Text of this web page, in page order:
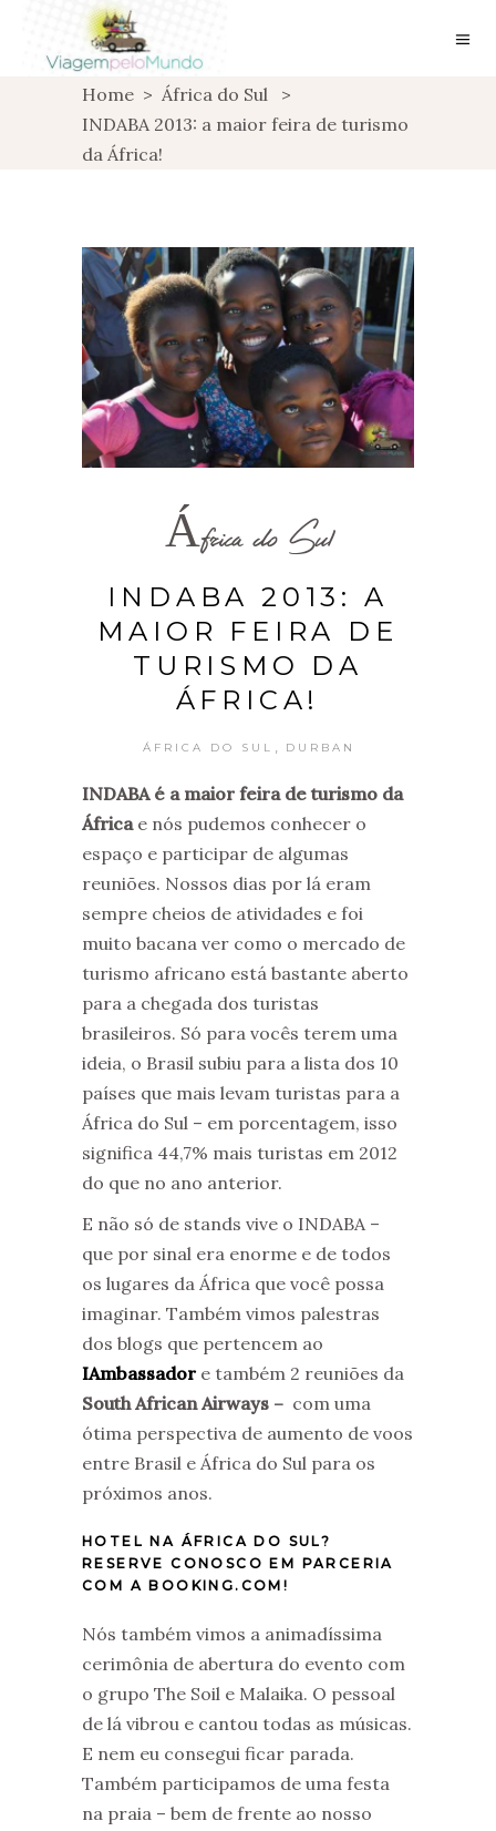
Home > África do Sul
>
INDABA 2013: a maior feira de turismo
da África!
África do Sul
INDABA 2013: A
MAIOR FEIRA DE
TURISMO DA
ÁFRICA!
ÁFRICA DO SUL , DURBAN
INDABA é a maior feira de turismo da
Áfricae nós pudemos conhecer o
espaço e participar de algumas
reuniões. Nossos dias por lá eram
sempre cheios de atividades e foi
muito bacana ver como o mercado de
turismo africano está bastante aberto
para a chegada dos turistas
brasileiros. Só para vocês terem uma
ideia, o Brasil subiu para a lista dos 10
países que mais levam turistas para a
África do Sul – em porcentagem, isso
significa 44,7% mais turistas em 2012
do que no ano anterior.
E não só de stands vive o INDABA –
que por sinal era enorme e de todos
os lugares da África que você possa
imaginar. Também vimos palestras
dos blogs que pertencem ao
IAmbassador e também 2 reuniões da
South African Airways – com uma
ótima perspectiva de aumento de voos
entre Brasil e África do Sul para os
próximos anos.
HOTEL NA ÁFRICA DO SUL?
RESERVE CONOSCO EM PARCERIA
COM A BOOKING.COM!
Nós também vimos a animadíssima
cerimônia de abertura do evento com
o grupo The Soil e Malaika. O pessoal
de lá vibrou e cantou todas as músicas.
E nem eu consegui ficar parada.
Também participamos de uma festa
na praia – bem de frente ao nosso